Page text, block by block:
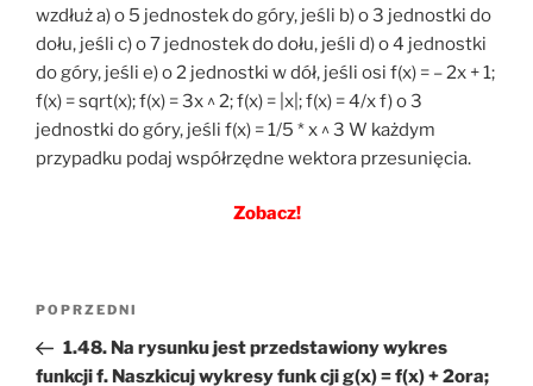
wzdłuż a) o 5 jednostek do góry, jeśli b) o 3 jednostki do
dołu, jeśli c) o 7 jednostek do dołu, jeśli d) o 4 jednostki
do góry, jeśli e) o 2 jednostki w dół, jeśli osi f(x) = – 2x + 1;
f(x) = sqrt(x); f(x) = 3x ^ 2; f(x) = |x|; f(x) = 4/x f) o 3
jednostki do góry, jeśli f(x) = 1/5 * x ^ 3 W każdym
przypadku podaj współrzędne wektora przesunięcia.
Zobacz!
Nawigacja
Poprzedni
wpis
POPRZEDNI
1.48. Na rysunku jest przedstawiony wykres
funkcji f. Naszkicuj wykresy funk cji g(x) = f(x) + 2ora;